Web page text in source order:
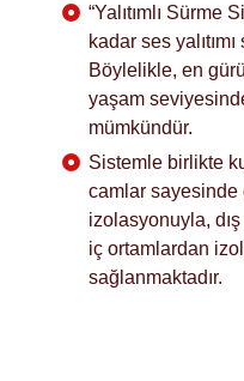
“Yalıtımlı Sürme
kadar ses
Böylelikle, en
yaşam
mümkündür.
Sistemle birlikte
camlar
izolasyonuyla,
iç ortamlardan
sağlanmaktadır.